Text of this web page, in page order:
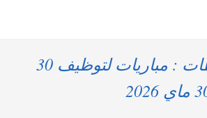
وزارة الداخلية -عمالة إقليم سطات : مباريات لتوظيف 30